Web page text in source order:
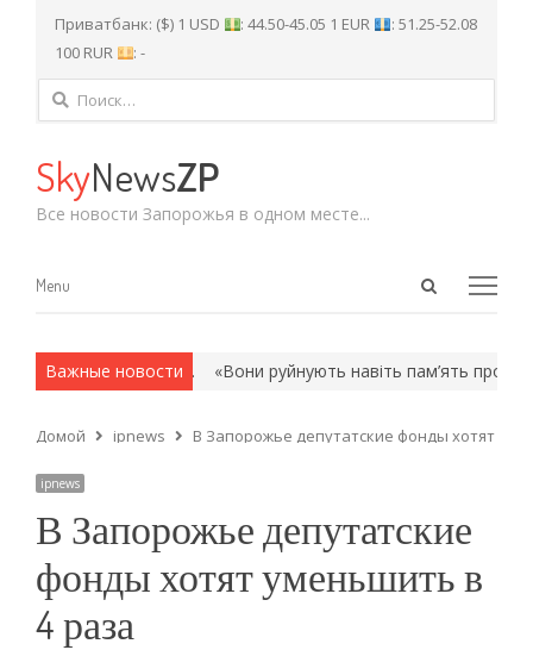
Приватбанк: ($) 1 USD : 44.50-45.05 1 EUR
: 51.25-52.08
100 RUR
: -
Найти:
SkyNewsZP
Все новости Запорожья в одном месте...
Open
Menu
Menu
Важные новости
армейские методы. «Вони руйнують навіть пам’ять про
Домой ipnews В Запорожье депутатские фонды хотят
ipnews
В Запорожье депутатские
фонды хотят уменьшить в
4 раза